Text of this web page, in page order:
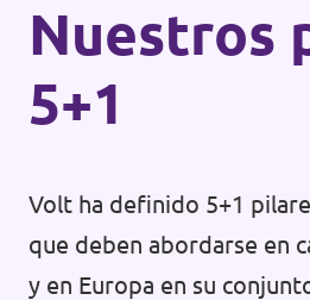
Nuestros
5+1
Volt ha definido 5+1
que deben abordarse en
y en Europa en su